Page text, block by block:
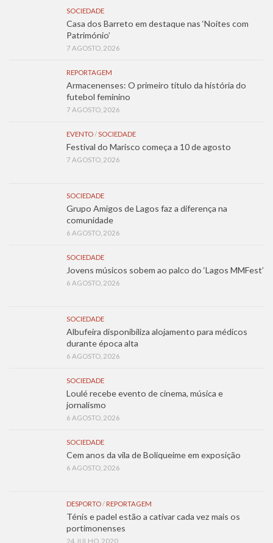
SOCIEDADE
Casa dos Barreto em destaque nas ‘Noites com
Património’
7 AGOSTO, 2026
REPORTAGEM
Armacenenses: O primeiro título da história do
futebol feminino
7 AGOSTO, 2026
EVENTO/SOCIEDADE
Festival do Marisco começa a 10 de agosto
7 AGOSTO, 2026
SOCIEDADE
Grupo Amigos de Lagos faz a diferença na
comunidade
6 AGOSTO, 2026
SOCIEDADE
Jovens músicos sobem ao palco do ‘Lagos MMFest’
6 AGOSTO, 2026
SOCIEDADE
Albufeira disponibiliza alojamento para médicos
durante época alta
6 AGOSTO, 2026
SOCIEDADE
Loulé recebe evento de cinema, música e
jornalismo
6 AGOSTO, 2026
SOCIEDADE
Cem anos da vila de Boliqueime em exposição
6 AGOSTO, 2026
DESPORTO/ REPORTAGEM
Ténis e padel estão a cativar cada vez mais os
portimonenses
24 JULHO, 2020